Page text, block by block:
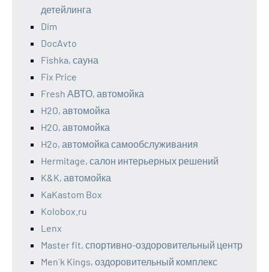
детейлинга
Dim
DocAvto
Fishka, сауна
Fix Price
Fresh АВТО, автомойка
H2O, автомойка
H2O, автомойка
H2o, автомойка самообслуживания
Hermitage, салон интерьерных решений
K&K, автомойка
KaKastom Box
Kolobox.ru
Lenx
Master fit, спортивно-оздоровительный центр
Men`k Kings, оздоровительный комплекс